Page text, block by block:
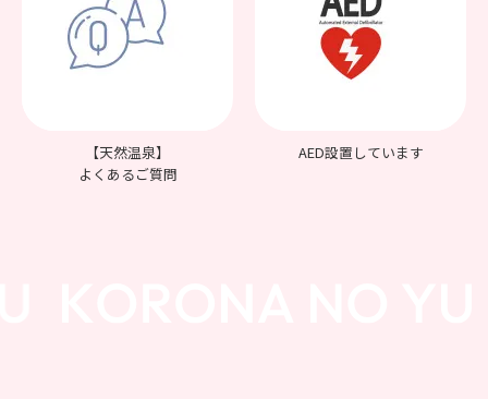
【天然温泉】
よくあるご質問
AED設置しています